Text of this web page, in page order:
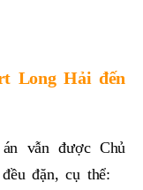
Long Hải đến
vẫn được Chủ
đặn, cụ thể: